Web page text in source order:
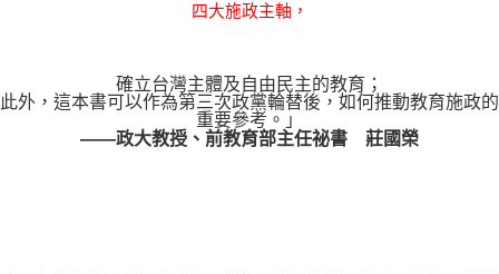
四大施政主軸，
確立台灣主體及自由民主的教育；
此外，這本書可以作為第三次政黨輪替後，如何推動教育施政的
重要參考。」
——政大教授、前教育部主任祕書 莊國榮